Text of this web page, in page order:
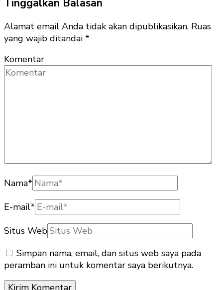
Tinggalkan Balasan
Alamat email Anda tidak akan dipublikasikan. Ruas
yang wajib ditandai *
Komentar
Nama*
E-mail*
Situs Web
Simpan nama, email, dan situs web saya pada
peramban ini untuk komentar saya berikutnya.